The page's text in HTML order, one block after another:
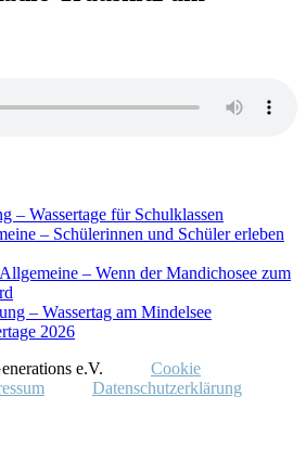
– Wassertage für Schulklassen
– Schülerinnen und Schüler erleben
– Wenn der Mandichosee zum
– Wassertag am Mindelsee
2026
e.V.
Cookie
Datenschutzerklärung